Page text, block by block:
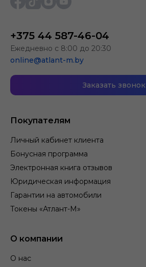
Покупателям
Личный кабинет клиента
Бонусная программа
Электронная книга отзывов
Юридическая информация
Гарантии на автомобили
Токены «Атлант-М»
О компании
О нас
+375 44 587-46-04
Ежедневно с 8:00 до 20:30
online@atlant-m.by
Заказать звонок